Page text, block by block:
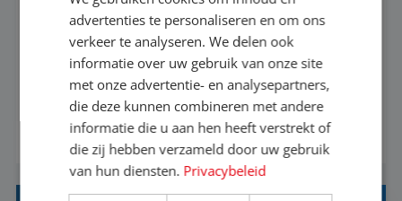
Ben jij een reisliefhebber met passie voor het
helpen van anderen om hun droomvakantie waar
te maken? Altijd al benieuwd geweest hoe het
eraan toegaat achter de schermen bij een van de
grootste reisorganisaties? Dan is een stage bij TUI
Nederland echt iets voor jou! Wij zijn op zoek
naar een enthousiaste, leergie...
BEKIJK VACATURE
advertenties te personaliseren en om ons
verkeer te analyseren. We delen ook
informatie over uw gebruik van onze site
met onze advertentie- en analysepartners,
die deze kunnen combineren met andere
informatie die u aan hen heeft verstrekt of
die zij hebben verzameld door uw gebruik
van hun diensten. Privacybeleid